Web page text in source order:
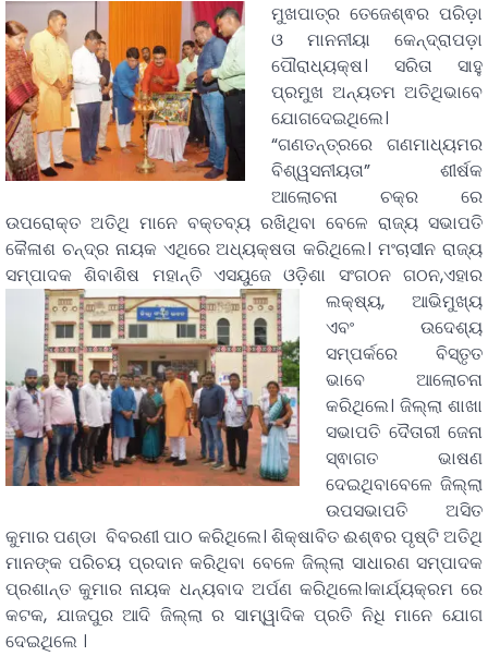
ମୁଖପାତ୍ର ତେଜେଶ୍ଵର ପରିଡ଼ା
ଓ ମାନନୀୟା କେନ୍ଦ୍ରାପଡ଼ା
ପୌରାଧ୍ୟକ୍ଷ। ସରିତା ସାହୁ
ପ୍ରମୁଖ ଅନ୍ୟତମ ଅତିଥିଭାବେ
ଯୋଗଦେଇଥିଲେ।
“ଗଣତନ୍ତ୍ରରେ ଗଣମାଧ୍ୟମର
ବିଶ୍ୱସନୀୟତା” ଶୀର୍ଷକ
ଆଲୋଚନା ଚକ୍ର ରେ
ଉପରୋକ୍ତ ଅତିଥି ମାନେ ବକ୍ତବ୍ୟ ରଖିଥିବା ବେଳେ ରାଜ୍ୟ ସଭାପତି
କୈଳାଶ ଚନ୍ଦ୍ର ନାୟକ ଏଥିରେ ଅଧ୍ୟକ୍ଷତା କରିଥିଲେ। ମଂଚାସୀନ ରାଜ୍ୟ
ସମ୍ପାଦକ ଶିବାଶିଷ ମହାନ୍ତି ଏସୟୁଜେ ଓଡ଼ିଶା ସଂଗଠନ ଗଠନ,ଏହାର
ଲକ୍ଷ୍ୟ, ଆଭିମୁଖ୍ୟ
ଏବଂ ଉଦେଶ୍ୟ
ସମ୍ପର୍କରେ ବିସ୍ତୃତ
ଭାବେ ଆଲୋଚନା
କରିଥିଲେ। ଜିଲ୍ଲା ଶାଖା
ସଭାପତି ଦୈତାରୀ ଜେନା
ସ୍ଵାଗତ ଭାଷଣ
ଦେଇଥିବାବେଳେ ଜିଲ୍ଲା
ଉପସଭାପତି ଅସିତ
କୁମାର ପଣ୍ଡା ବିବରଣୀ ପାଠ କରିଥିଲେ। ଶିକ୍ଷାବିତ ଈଶ୍ଵର ପୃଷ୍ଟି ଅତିଥି
ମାନଙ୍କ ପରିଚୟ ପ୍ରଦାନ କରିଥିବା ବେଳେ ଜିଲ୍ଲା ସାଧାରଣ ସମ୍ପାଦକ
ପ୍ରଶାନ୍ତ କୁମାର ନାୟକ ଧନ୍ୟବାଦ ଅର୍ପଣ କରିଥିଲେ।କାର୍ଯ୍ୟକ୍ରମ ରେ
କଟକ, ଯାଜପୁର ଆଦି ଜିଲ୍ଲା ର ସାମ୍ୱାଦିକ ପ୍ରତି ନିଧି ମାନେ ଯୋଗ
ଦେଇଥିଲେ ।